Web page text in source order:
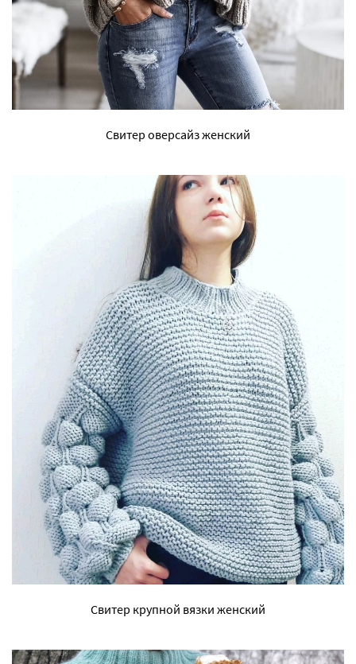
Свитер оверсайз женский
Свитер крупной вязки женский